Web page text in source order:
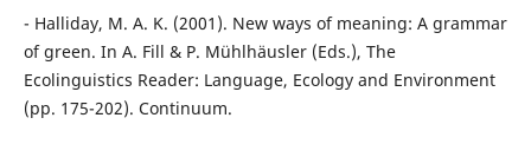
- Halliday, M. A. K. (2001). New ways of meaning: A grammar
of green. In A. Fill & P. Mühlhäusler (Eds.), The
Ecolinguistics Reader: Language, Ecology and Environment
(pp. 175-202). Continuum.